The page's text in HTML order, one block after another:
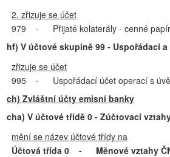
2. zřizuje se účet
979
-
Přijaté kolaterály - cenné
hf) V účtové skupině 99 - Uspořádací
zřizuje se účet
995
-
Uspořádací účet operací s
ch) Zvláštní účty emisní banky
cha) V účtové třídě 0 - Zúčtovací
mění se název účtové třídy na
Účtová třída 0
-
Měnové vztahy